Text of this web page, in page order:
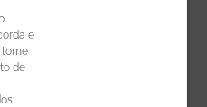
e
tome
de
de Parceiros